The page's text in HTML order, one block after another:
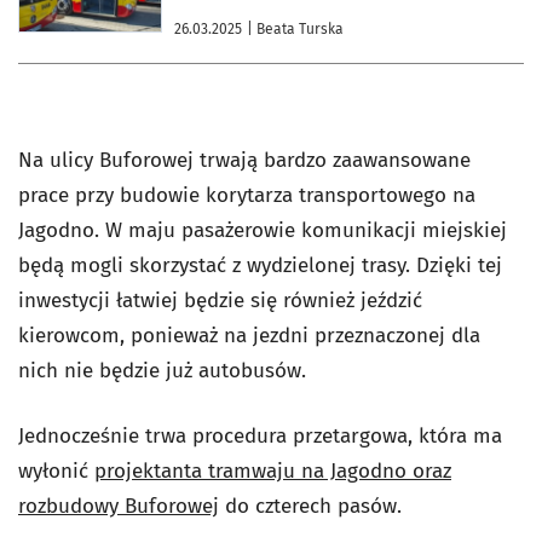
26.03.2025 | Beata Turska
Na ulicy Buforowej trwają bardzo zaawansowane
prace przy budowie korytarza transportowego na
Jagodno. W maju pasażerowie komunikacji miejskiej
będą mogli skorzystać z wydzielonej trasy. Dzięki tej
inwestycji łatwiej będzie się również jeździć
kierowcom, ponieważ na jezdni przeznaczonej dla
nich nie będzie już autobusów.
Jednocześnie trwa procedura przetargowa, która ma
wyłonić projektanta tramwaju na Jagodno oraz
rozbudowy Buforowej do czterech pasów.